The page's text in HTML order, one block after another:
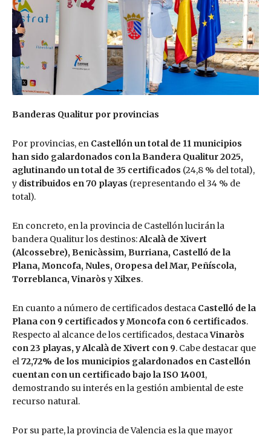
Banderas Qualitur por provincias
Por provincias, en Castellón un total de 11 municipios
han sido galardonados con la Bandera Qualitur 2025,
aglutinando un total de 35 certificados (24,8 % del total),
y distribuidos en 70 playas (representando el 34 % de
total).
En concreto, en la provincia de Castellón lucirán la
bandera Qualitur los destinos:Alcalà de Xivert
(Alcossebre), Benicàssim, Burriana, Castelló de la
Plana, Moncofa, Nules, Oropesa del Mar, Peñíscola,
Torreblanca, VinaròsyXilxes.
En cuanto a número de certificados destaca Castelló de la
Plana con 9 certificados y Moncofa con 6 certificados.
Respecto al alcance de los certificados, destacaVinaròs
con 23 playas, y Alcalà de Xivert con 9. Cabe destacar que
el72,72% de los municipios galardonados en Castellón
cuentan con un certificado bajo la ISO 14001,
demostrando su interés en la gestión ambiental de este
recurso natural.
Por su parte, la provincia de Valencia es la que mayor